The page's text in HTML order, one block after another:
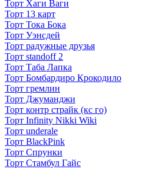
Торт Хаги Ваги
Торт 13 карт
Торт Тока Бока
Торт Уэнсдей
Торт радужные друзья
Торт standoff 2
Торт Таба Лапка
Торт Бомбардиро Крокодило
Торт гремлин
Торт Джуманджи
Торт контр страйк (кс го)
Торт Infinity Nikki Wiki
Торт underale
Торт BlackPink
Торт Спрунки
Торт Стамбул Гайс